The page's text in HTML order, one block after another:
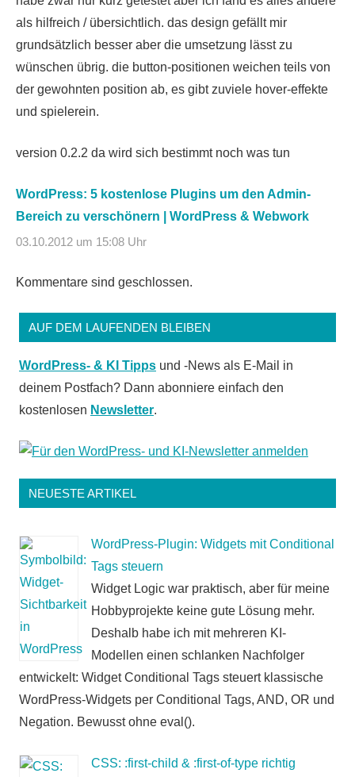
als hilfreich / übersichtlich. das design gefällt mir
grundsätzlich besser aber die umsetzung lässt zu
wünschen übrig. die button-positionen weichen teils von
der gewohnten position ab, es gibt zuviele hover-effekte
und spielerein.
version 0.2.2 da wird sich bestimmt noch was tun
WordPress: 5 kostenlose Plugins um den Admin-
Bereich zu verschönern | WordPress & Webwork
03.10.2012 um 15:08 Uhr
Kommentare sind geschlossen.
AUF DEM LAUFENDEN BLEIBEN
WordPress- & KI Tipps und -News als E-Mail in
deinem Postfach? Dann abonniere einfach den
kostenlosen Newsletter.
NEUESTE ARTIKEL
WordPress-Plugin: Widgets mit Conditional
Tags steuern
Widget Logic war praktisch, aber für meine
Hobbyprojekte keine gute Lösung mehr.
Deshalb habe ich mit mehreren KI-
Modellen einen schlanken Nachfolger
entwickelt: Widget Conditional Tags steuert klassische
WordPress-Widgets per Conditional Tags, AND, OR und
Negation. Bewusst ohne eval().
CSS: :first-child & :first-of-type richtig